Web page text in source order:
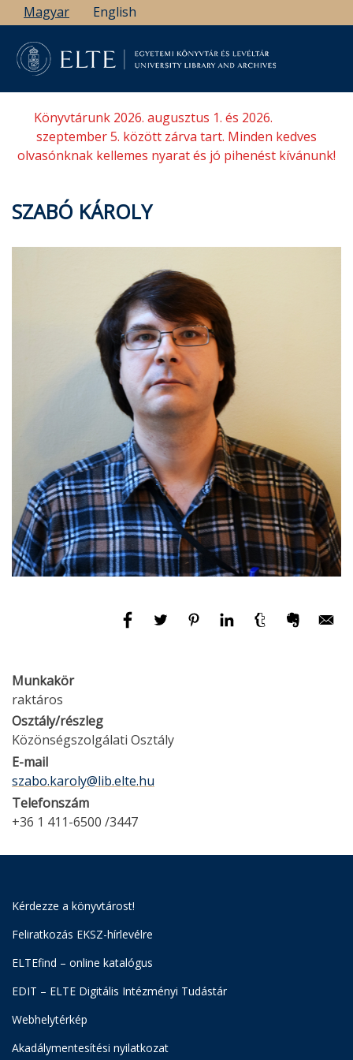
Ugrás
a
tartalomra
Magyar English
Könyvtárunk 2026. augusztus 1. és 2026.
szeptember 5. között zárva tart. Minden kedves
olvasónknak kellemes nyarat és jó pihenést kívánunk!
SZABÓ KÁROLY
Munkakör
raktáros
Osztály/részleg
Közönségszolgálati Osztály
E-mail
szabo.karoly@lib.elte.hu
Telefonszám
+36 1 411-6500 /3447
Kérdezze a könyvtárost!
Feliratkozás EKSZ-hírlevélre
ELTEfind – online katalógus
EDIT – ELTE Digitális Intézményi Tudástár
Webhelytérkép
Akadálymentesítési nyilatkozat